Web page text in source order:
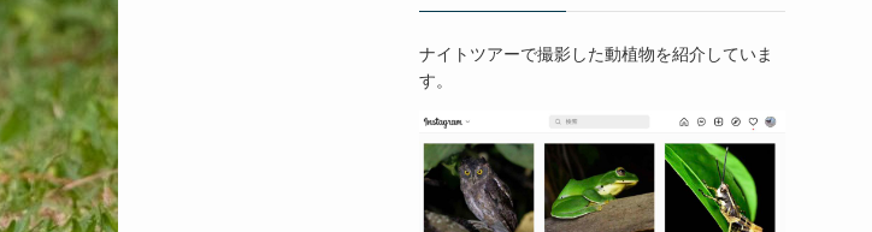
ナイトツアーで撮影した動植物を紹介していま
す。